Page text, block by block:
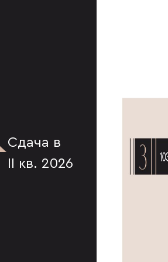
Сдача в
II кв. 2026